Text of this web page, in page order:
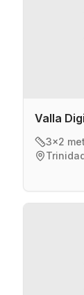
Valla
3x2